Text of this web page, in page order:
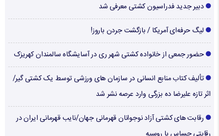
دبیر جدید فدراسیون کشتی معرفی شد
لیگ حرفه‌ای آمریکا / بازگشت جردن باروز!
حضور جمعی از خانواده کشتی شهر ری در آسایشگاه سالمندان کهریزک
تألیف کتاب منابع انسانی در سازمان های ورزشی توسط یک کشتی گیر/
اثر تازه علیرضا ده بزرگی وارد عرصه نشر شد
رقابت های کشتی آزاد نوجوانان قهرمانی جهان/نایب قهرمانی ایران در